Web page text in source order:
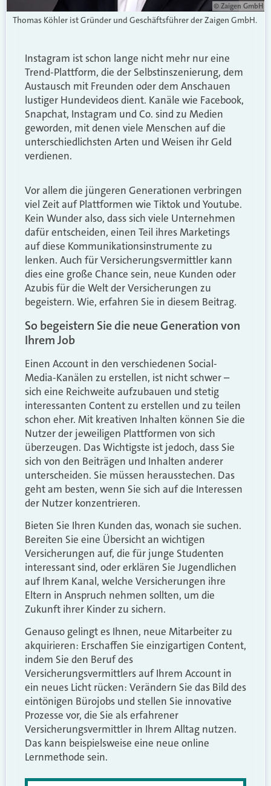
© Zaigen GmbH
Thomas Köhler ist Gründer und Geschäftsführer der Zaigen GmbH.
Instagram ist schon lange nicht mehr nur eine
Trend-Plattform, die der Selbstinszenierung, dem
Austausch mit Freunden oder dem Anschauen
lustiger Hundevideos dient. Kanäle wie Facebook,
Snapchat, Instagram und Co. sind zu Medien
geworden, mit denen viele Menschen auf die
unterschiedlichsten Arten und Weisen ihr Geld
verdienen.
Vor allem die jüngeren Generationen verbringen
viel Zeit auf Plattformen wie Tiktok und Youtube.
Kein Wunder also, dass sich viele Unternehmen
dafür entscheiden, einen Teil ihres Marketings
auf diese Kommunikationsinstrumente zu
lenken. Auch für Versicherungsvermittler kann
dies eine große Chance sein, neue Kunden oder
Azubis für die Welt der Versicherungen zu
begeistern. Wie, erfahren Sie in diesem Beitrag.
So begeistern Sie die neue Generation von
Ihrem Job
Einen Account in den verschiedenen Social-
Media-Kanälen zu erstellen, ist nicht schwer –
sich eine Reichweite aufzubauen und stetig
interessanten Content zu erstellen und zu teilen
schon eher. Mit kreativen Inhalten können Sie die
Nutzer der jeweiligen Plattformen von sich
überzeugen. Das Wichtigste ist jedoch, dass Sie
sich von den Beiträgen und Inhalten anderer
unterscheiden. Sie müssen herausstechen. Das
geht am besten, wenn Sie sich auf die Interessen
der Nutzer konzentrieren.
Bieten Sie Ihren Kunden das, wonach sie suchen.
Bereiten Sie eine Übersicht an wichtigen
Versicherungen auf, die für junge Studenten
interessant sind, oder erklären Sie Jugendlichen
auf Ihrem Kanal, welche Versicherungen ihre
Eltern in Anspruch nehmen sollten, um die
Zukunft ihrer Kinder zu sichern.
Genauso gelingt es Ihnen, neue Mitarbeiter zu
akquirieren: Erschaffen Sie einzigartigen Content,
indem Sie den Beruf des
Versicherungsvermittlers auf Ihrem Account in
ein neues Licht rücken: Verändern Sie das Bild des
eintönigen Bürojobs und stellen Sie innovative
Prozesse vor, die Sie als erfahrener
Versicherungsvermittler in Ihrem Alltag nutzen.
Das kann beispielsweise eine neue online
Lernmethode sein.